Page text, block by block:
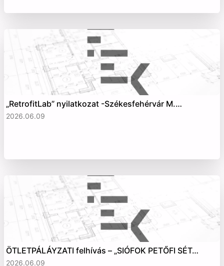
„RetrofitLab” nyilatkozat -Székesfehérvár M.…
2026.06.09
ÖTLETPÁLÁYZATI felhívás – „SIÓFOK PETŐFI SÉT…
2026.06.09